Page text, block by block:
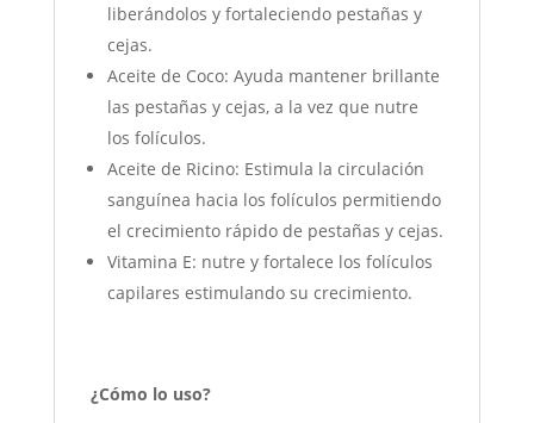
liberándolos y fortaleciendo pestañas y
cejas.
Aceite de Coco: Ayuda mantener brillante
las pestañas y cejas, a la vez que nutre
los folículos.
Aceite de Ricino: Estimula la circulación
sanguínea hacia los folículos permitiendo
el crecimiento rápido de pestañas y cejas.
Vitamina E: nutre y fortalece los folículos
capilares estimulando su crecimiento.
¿Cómo lo uso?